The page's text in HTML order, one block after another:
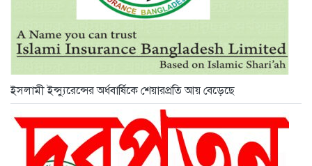
ইসলামী ইন্স্যুরেন্সের অর্ধবার্ষিকে শেয়ারপ্রতি আয় বেড়েছে